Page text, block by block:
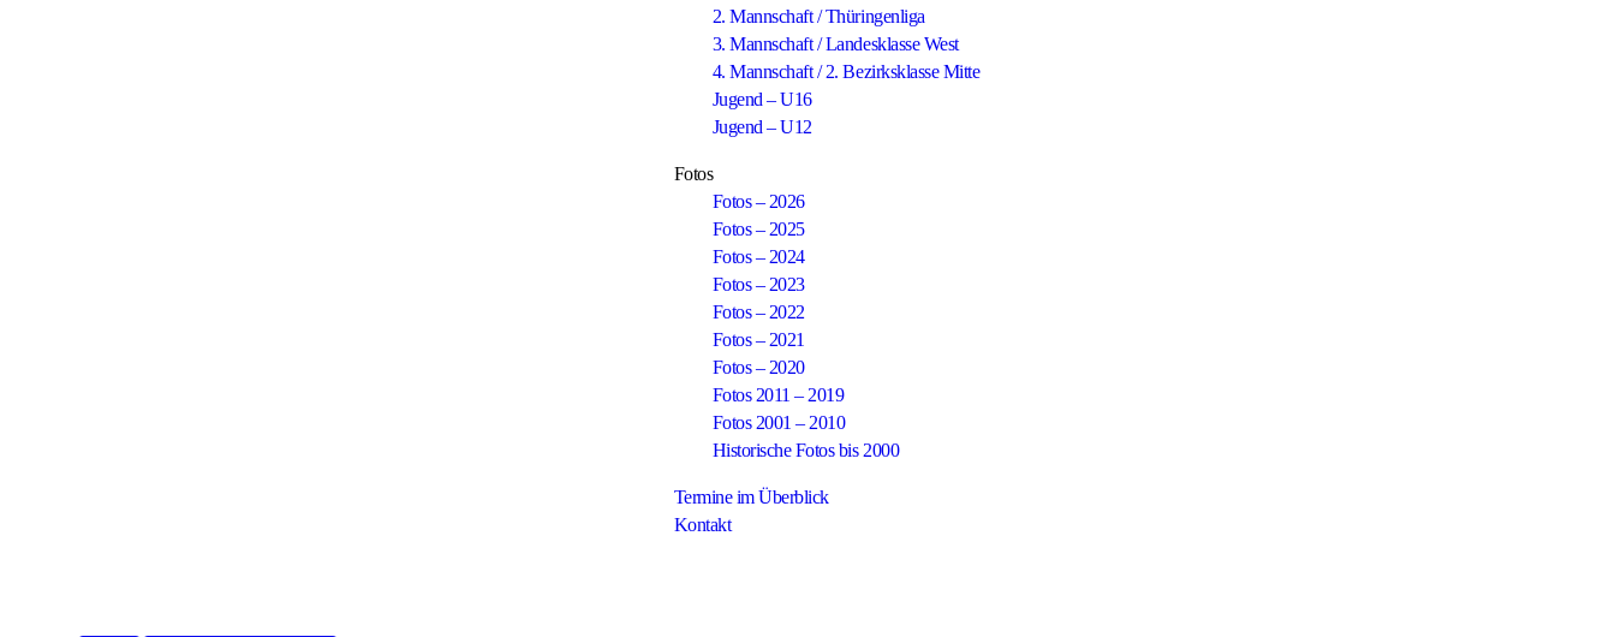
2. Mannschaft / Thüringenliga
3. Mannschaft / Landesklasse West
4. Mannschaft / 2. Bezirksklasse Mitte
Jugend – U16
Jugend – U12
Fotos
Fotos – 2026
Fotos – 2025
Fotos – 2024
Fotos – 2023
Fotos – 2022
Fotos – 2021
Fotos – 2020
Fotos 2011 – 2019
Fotos 2001 – 2010
Historische Fotos bis 2000
Termine im Überblick
Kontakt